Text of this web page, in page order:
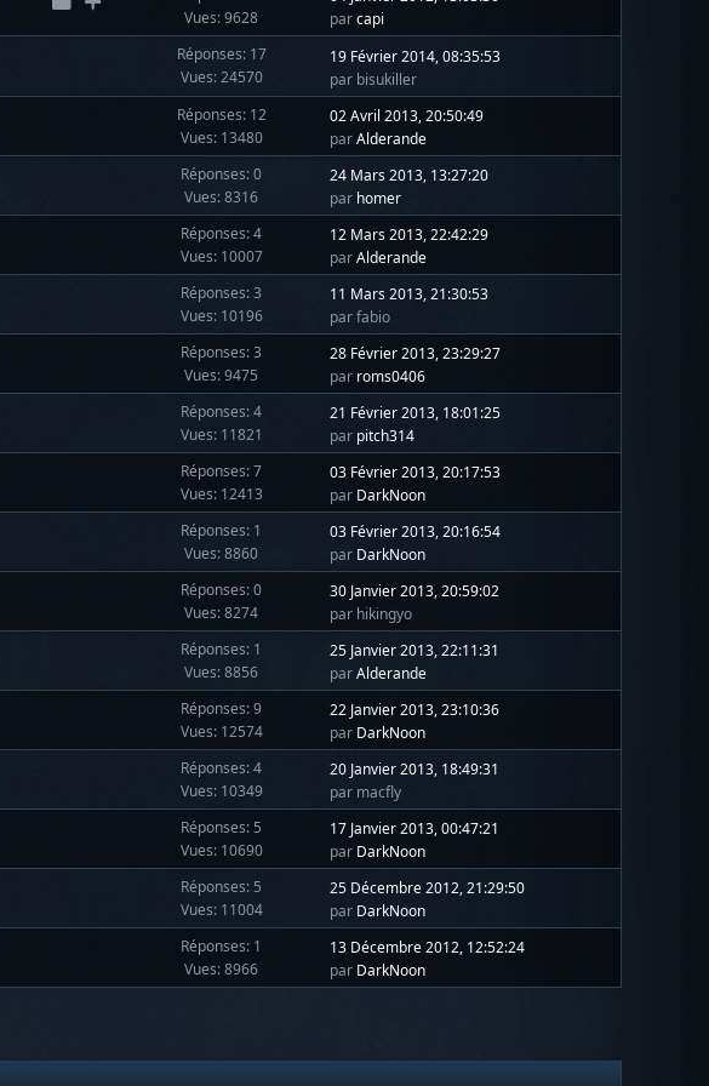
Vues: 9628
parcapi
Réponses: 17
Vues: 24570
19 Février 2014, 08:35:53
par bisukiller
Réponses: 12
Vues: 13480
02 Avril 2013, 20:50:49
parAlderande
Réponses: 0
Vues: 8316
24 Mars 2013, 13:27:20
par homer
Réponses: 4
Vues: 10007
12 Mars 2013, 22:42:29
parAlderande
Réponses: 3
Vues: 10196
11 Mars 2013, 21:30:53
par fabio
Réponses: 3
Vues: 9475
28 Février 2013, 23:29:27
par roms0406
Réponses: 4
Vues: 11821
21 Février 2013, 18:01:25
par pitch314
Réponses: 7
Vues: 12413
03 Février 2013, 20:17:53
par DarkNoon
Réponses: 1
Vues: 8860
03 Février 2013, 20:16:54
par DarkNoon
Réponses: 0
Vues: 8274
30 Janvier 2013, 20:59:02
par hikingyo
Réponses: 1
Vues: 8856
25 Janvier 2013, 22:11:31
parAlderande
Réponses: 9
Vues: 12574
22 Janvier 2013, 23:10:36
par DarkNoon
Réponses: 4
Vues: 10349
20 Janvier 2013, 18:49:31
par macfly
Réponses: 5
Vues: 10690
17 Janvier 2013, 00:47:21
par DarkNoon
Réponses: 5
Vues: 11004
25 Décembre 2012, 21:29:50
par DarkNoon
Réponses: 1
Vues: 8966
13 Décembre 2012, 12:52:24
par DarkNoon